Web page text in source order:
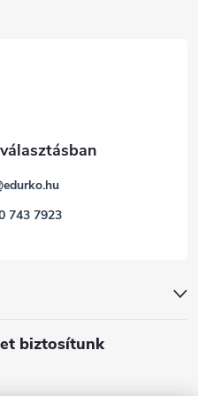
biztosítunk
edurko.hu
743 7923